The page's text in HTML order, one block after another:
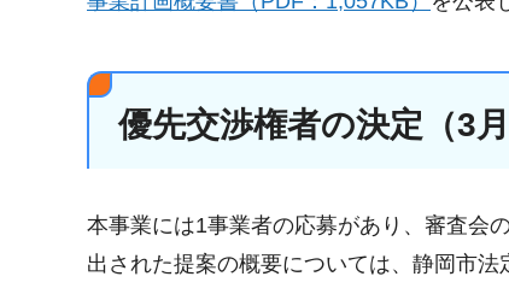
優先交渉権者の決定（3月
本事業には1事業者の応募があり、審査会
出された提案の概要については、静岡市